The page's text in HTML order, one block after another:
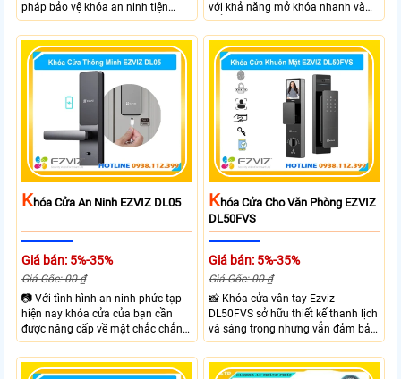
pháp bảo vệ khóa an ninh tiện
dụng và linh hoạt với nhiều hình
thưc mở khóa cùng với thiết kế gọn
gàng và chắc chắn. EZVIZ DL03
Pro hỗ trợ mở khóa nhanh dễ sử
dụng phù hợp cho gia đình và văn
phòng giúp kiểm soát ra vào linh
với khả năng mở khóa nhanh và
kiểm soát linh hoạt. Khóa cửa cửa
EZVIZ kết nối trực tiếp với điện
thoại qua APP EZVIZ hỗ trợ theo
dõi và điều khiển khóa cửa từ xa
phù hợp cho nhà ở căn hộ hoặc
văn phòng hiện đại.
KHóa Cửa An Ninh EZVIZ DL05
Giá bán: 5%-35%
Giá Gốc: 00 ₫
📷 Với tình hình an ninh phức tạp
hiện nay khóa cửa của bạn cần
được năng cấp về mặt chắc chắn
và công nghệ giúp đảm bảo an
ninh và kiểm soát ra vào hiệu quả
hơn. Với Khóa Cửa An Ninh EZVIZ
KHóa Cửa Cho Văn Phòng EZVIZ
DL50FVS
Giá bán: 5%-35%
Giá Gốc: 00 ₫
📸 Khóa cửa vân tay Ezviz
DL50FVS sở hữu thiết kế thanh lịch
và sáng trọng nhưng vẫn đảm bảo
sự chắc chắn với cùng nhiều
phương thức mở cửa tiện lợi như
vân tay, mật khẩu, thẻ từ và điều